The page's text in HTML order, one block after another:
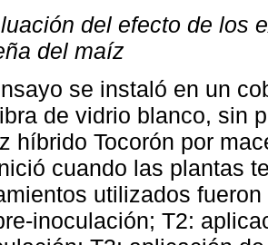
del efecto de los
del maíz
se instaló en un
de vidrio blanco, sin
híbrido Tocorón por
cuando las plantas
utilizados
inoculación; T2: